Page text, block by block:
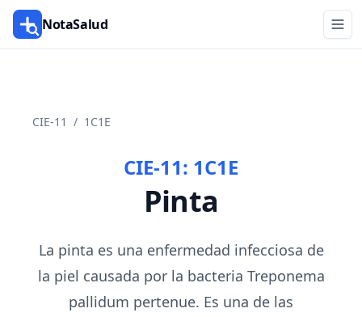
NotaSalud
CIE-11 / 1C1E
CIE-11: 1C1E
Pinta
La pinta es una enfermedad infecciosa de
la piel causada por la bacteria Treponema
pallidum pertenue. Es una de las